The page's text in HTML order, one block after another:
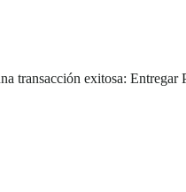
transacción exitosa: